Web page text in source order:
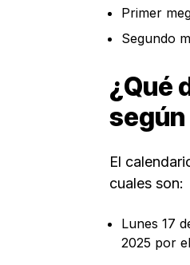
Primer
Segundo
¿Qué
según
El
cuales son:
Lunes 17
2025 por